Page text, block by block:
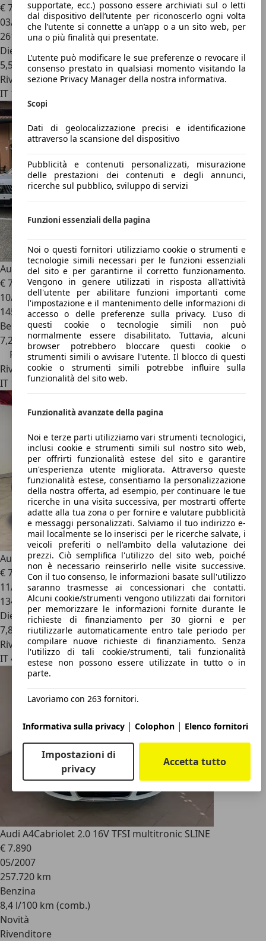
supportate, ecc.) possono essere archiviati sul o letti
dal dispositivo dell’utente per riconoscerlo ogni volta
che l’utente si connette a un’app o a un sito web, per
una o più finalità qui presentate.
L’utente può modificare le sue preferenze o revocare il
consenso prestato in qualsiasi momento visitando la
sezione Privacy Manager della nostra informativa.
Scopi
Dati di geolocalizzazione precisi e identificazione
attraverso la scansione del dispositivo
Pubblicità e contenuti personalizzati, misurazione
delle prestazioni dei contenuti e degli annunci,
ricerche sul pubblico, sviluppo di servizi
Funzioni essenziali della pagina
Noi o questi fornitori utilizziamo cookie o strumenti e
tecnologie simili necessari per le funzioni essenziali
del sito e per garantirne il corretto funzionamento.
Vengono in genere utilizzati in risposta all'attività
dell'utente per abilitare funzioni importanti come
l'impostazione e il mantenimento delle informazioni di
accesso o delle preferenze sulla privacy. L'uso di
questi cookie o tecnologie simili non può
normalmente essere disabilitato. Tuttavia, alcuni
browser potrebbero bloccare questi cookie o
strumenti simili o avvisare l'utente. Il blocco di questi
cookie o strumenti simili potrebbe influire sulla
funzionalità del sito web.
Funzionalità avanzate della pagina
Noi e terze parti utilizziamo vari strumenti tecnologici,
inclusi cookie e strumenti simili sul nostro sito web,
per offrirti funzionalità estese del sito e garantire
un'esperienza utente migliorata. Attraverso queste
funzionalità estese, consentiamo la personalizzazione
della nostra offerta, ad esempio, per continuare le tue
ricerche in una visita successiva, per mostrarti offerte
adatte alla tua zona o per fornire e valutare pubblicità
e messaggi personalizzati. Salviamo il tuo indirizzo e-
mail localmente se lo inserisci per le ricerche salvate, i
veicoli preferiti o nell'ambito della valutazione dei
prezzi. Ciò semplifica l'utilizzo del sito web, poiché
non è necessario reinserirlo nelle visite successive.
Con il tuo consenso, le informazioni basate sull'utilizzo
saranno trasmesse ai concessionari che contatti.
Alcuni cookie/strumenti vengono utilizzati dai fornitori
per memorizzare le informazioni fornite durante le
richieste di finanziamento per 30 giorni e per
riutilizzarle automaticamente entro tale periodo per
compilare nuove richieste di finanziamento. Senza
l'utilizzo di tali cookie/strumenti, tali funzionalità
estese non possono essere utilizzate in tutto o in
parte.
Lavoriamo con 263 fornitori.
Informativa sulla privacy | Colophon | Elenco fornitori
Impostazioni di
privacy
Accetta tutto
€ 7.000
03/2009
261.134 km
Diesel
5,5 l/100 km (comb.)
Rivenditore
IT 10064
Audi A4Avant 1.8 TFSI 160 CV Advanced
€ 7.000€ 7.500,-
10/2009
145.000 km
Benzina
7,2 l/100 km (comb.)
Prezzo ribassato
Rivenditore
IT 10070
Audi A4A4 2.5 V6 tdi quattro 180cv
€ 7.800
11/2001
134.000 km
Diesel
7,8 l/100 km (comb.)
Rivenditore
IT 40060
Audi A4Cabriolet 2.0 16V TFSI multitronic SLINE
€ 7.890
05/2007
257.720 km
Benzina
8,4 l/100 km (comb.)
Novità
Rivenditore